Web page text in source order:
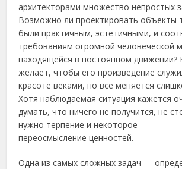
архитекторами множество непростых
Возможно ли проектировать объекты
были практичным, эстетичными, и
требованиям огромной человеческой
находящейся в постоянном движении?
желает, чтобы его произведение
красоте веками, но всё меняется
Хотя наблюдаемая ситуация кажется
думать, что ничего не получится, не
нужно терпение и некоторое
переосмысление ценностей.
Одна из самых сложных задач —